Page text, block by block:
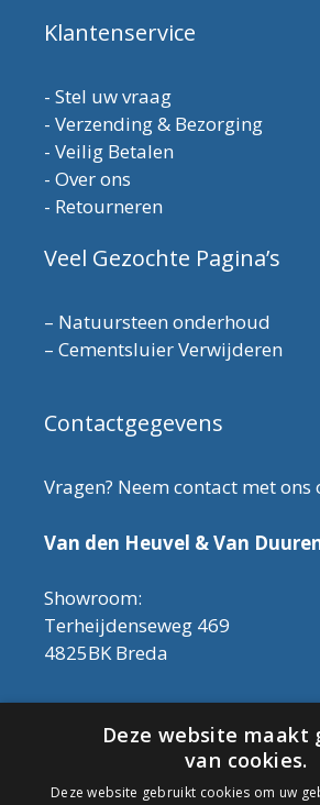
Klantenservice
- Stel uw vraag
- Verzending & Bezorging
- Veilig Betalen
- Over ons
- Retourneren
Veel Gezochte Pagina’s
– Natuursteen onderhoud
– Cementsluier Verwijderen
Contactgegevens
Vragen? Neem contact met ons
Van den Heuvel & Van
Showroom:
Terheijdenseweg 469
4825BK Breda
Let op! Onderhoudsproducten
halen in de showroom. Er kan
contant geld betaald worden,
Deze website maakt
van cookies.
Deze website gebruikt cookies om uw